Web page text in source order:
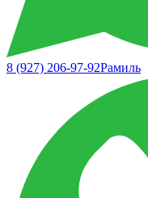
8 (927) 206-97-92Рамиль